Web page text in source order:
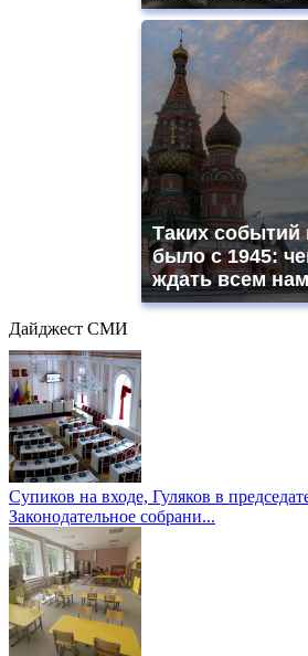
Таких событий
было с 1945:
ждать всем
Дайджест СМИ
Супиков на входе, Гуляков в
Законодательное собрани...